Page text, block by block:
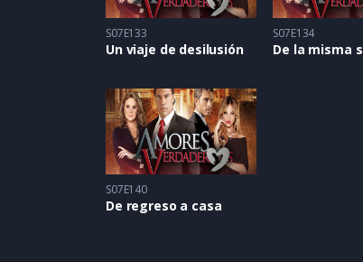
S07E133
Un viaje de desilusión
S07E134
De la misma
S07E140
De regreso a casa